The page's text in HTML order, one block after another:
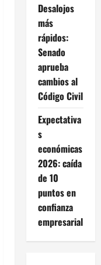
Desalojos
más
rápidos:
Senado
aprueba
cambios al
Código Civil
Expectativa
s
económicas
2026: caída
de 10
puntos en
confianza
empresarial